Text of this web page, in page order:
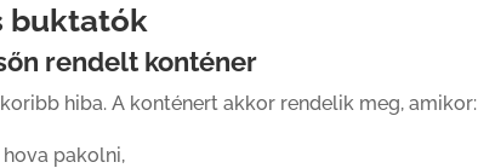
buktatók
rendelt konténer
hiba. A konténert akkor rendelik meg, amikor:
pakolni,